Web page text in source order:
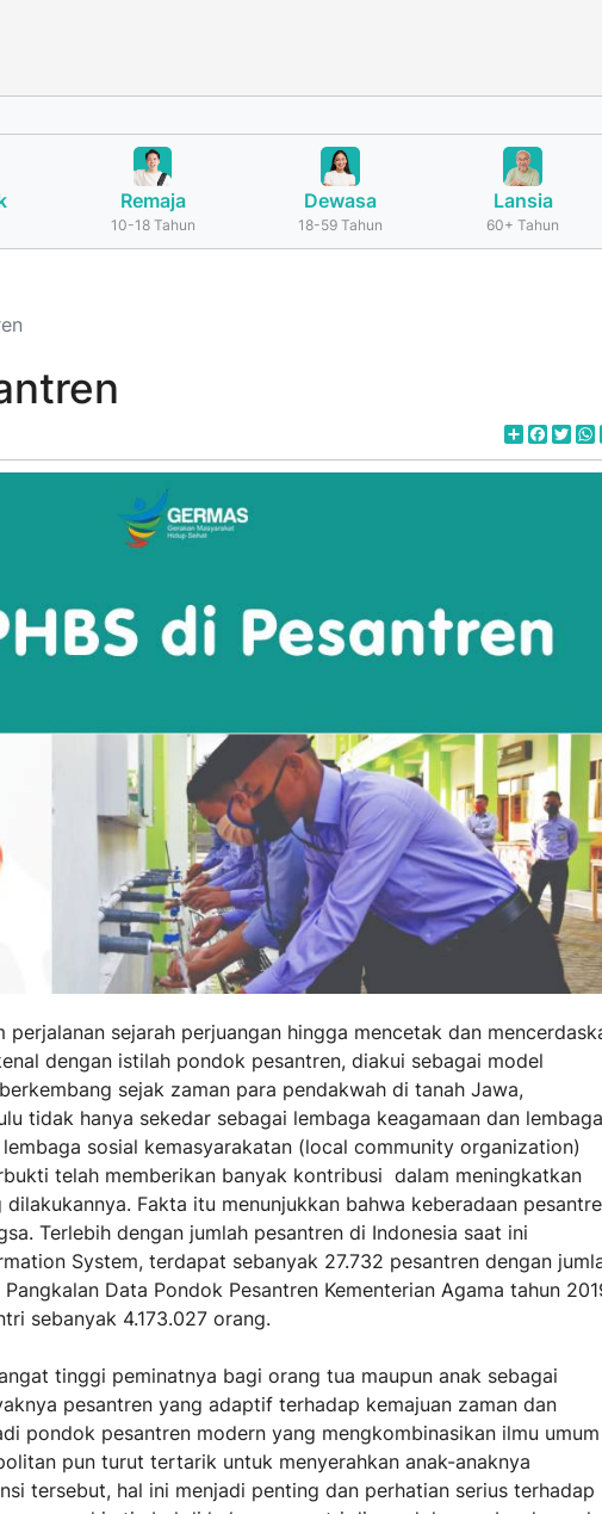
Remaja
10-18 Tahun
Dewasa
18-59 Tahun
Lansia
60+ Tahun
Share
sejarah perjuangan hingga mencetak dan
dengan istilah pondok pesantren, diakui sebagai model
sejak zaman para pendakwah di tanah Jawa,
tidak hanya sekedar sebagai lembaga keagamaan dan lembaga
sosial kemasyarakatan (local community organization)
telah memberikan banyak kontribusi dalam meningkatkan
Fakta itu menunjukkan bahwa keberadaan
Terlebih dengan jumlah pesantren di Indonesia saat ini
System, terdapat sebanyak 27.732 pesantren dengan
Data Pondok Pesantren Kementerian Agama tahun
sebanyak 4.173.027 orang.
tinggi peminatnya bagi orang tua maupun anak sebagai
pesantren yang adaptif terhadap kemajuan zaman dan
pondok pesantren modern yang mengkombinasikan ilmu umum
pun turut tertarik untuk menyerahkan anak-anaknya
tersebut, hal ini menjadi penting dan perhatian serius terhadap